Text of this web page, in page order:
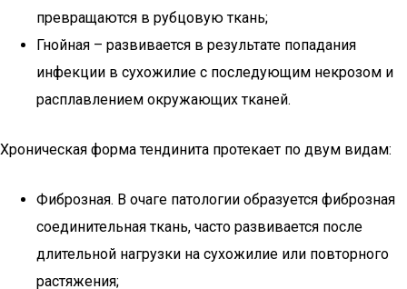
превращаются в рубцовую ткань;
Гнойная – развивается в результате попадания
инфекции в сухожилие с последующим некрозом и
расплавлением окружающих тканей.
Хроническая форма тендинита протекает по двум видам:
Фиброзная. В очаге патологии образуется фиброзная
соединительная ткань, часто развивается после
длительной нагрузки на сухожилие или повторного
растяжения;